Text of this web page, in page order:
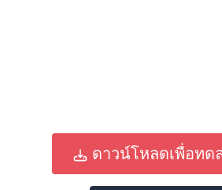
ดาวน์โหลดเพื่อทด